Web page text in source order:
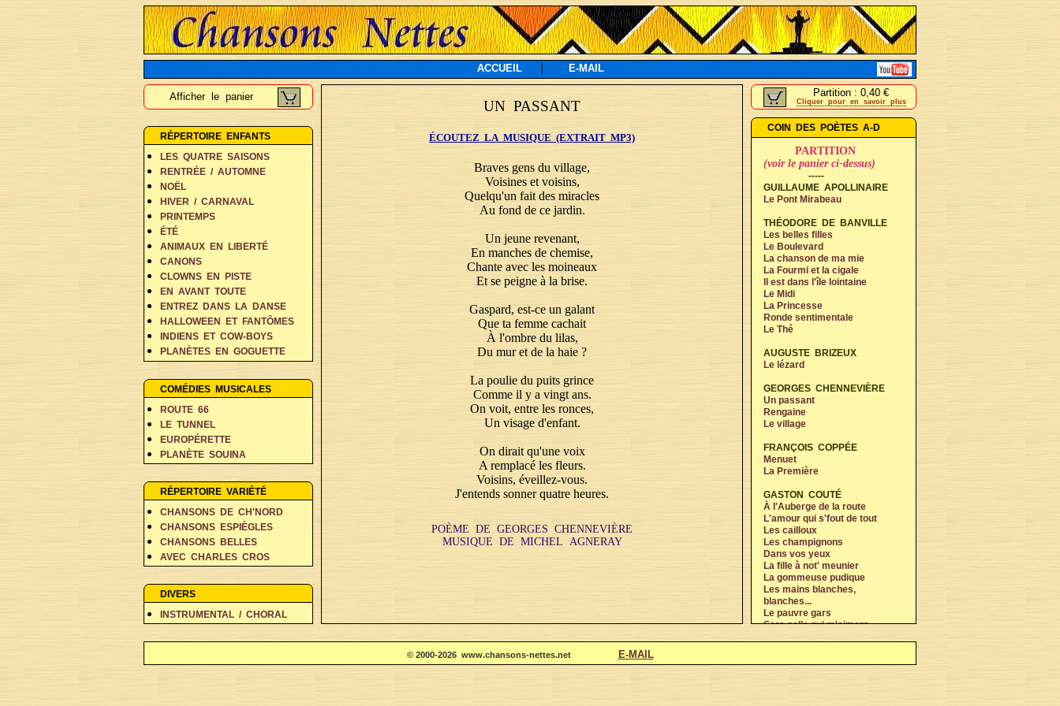
ACCUEIL | E-MAIL
Afficher le panier
RÉPERTOIRE ENFANTS
LES QUATRE SAISONS
RENTRÉE / AUTOMNE
NOËL
HIVER / CARNAVAL
PRINTEMPS
ÉTÉ
ANIMAUX EN LIBERTÉ
CANONS
CLOWNS EN PISTE
EN AVANT TOUTE
ENTREZ DANS LA DANSE
HALLOWEEN ET FANTÔMES
INDIENS ET COW-BOYS
PLANÈTES EN GOGUETTE
RÊVES ET FANTAISIE
COMÉDIES MUSICALES
ROUTE 66
LE TUNNEL
EUROPÉRETTE
PLANÈTE SOUINA
RÉPERTOIRE VARIÉTÉ
CHANSONS DE CH'NORD
CHANSONS ESPIÈGLES
CHANSONS BELLES
AVEC CHARLES CROS
COIN DES POÈTES E-L
COIN DES POÈTES M-V
DIVERS
INSTRUMENTAL / CHORAL
Partition : 0,40 €
Cliquer pour en savoir plus
COIN DES POÈTES A-D
PARTITION
(voir le panier ci-dessus)
-----
GUILLAUME APOLLINAIRE
Le Pont Mirabeau
THÉODORE DE BANVILLE
Les belles filles
Le Boulevard
La chanson de ma mie
La Fourmi et la cigale
Il est dans l'île lointaine
Le Midi
La Princesse
Ronde sentimentale
Le Thé
AUGUSTE BRIZEUX
Le lézard
GEORGES CHENNEVIÈRE
Un passant
Rengaine
Le village
FRANÇOIS COPPÉE
Menuet
La Première
GASTON COUTÉ
À l'Auberge de la route
L'amour qui s'fout de tout
Les cailloux
Les champignons
Dans vos yeux
La fille à not' meunier
La gommeuse pudique
Les mains blanches,
blanches...
Le pauvre gars
Sera celle qui m'aimera
UN PASSANT
ÉCOUTEZ LA MUSIQUE (EXTRAIT MP3)
Braves gens du village,
Voisines et voisins,
Quelqu'un fait des miracles
Au fond de ce jardin.
Un jeune revenant,
En manches de chemise,
Chante avec les moineaux
Et se peigne à la brise.
Gaspard, est-ce un galant
Que ta femme cachait
À l'ombre du lilas,
Du mur et de la haie ?
La poulie du puits grince
Comme il y a vingt ans.
On voit, entre les ronces,
Un visage d'enfant.
On dirait qu'une voix
A remplacé les fleurs.
Voisins, éveillez-vous.
J'entends sonner quatre heures.
POÈME DE GEORGES CHENNEVIÈRE
MUSIQUE DE MICHEL AGNERAY
© 2000-2026 www.chansons-nettes.net E-MAIL